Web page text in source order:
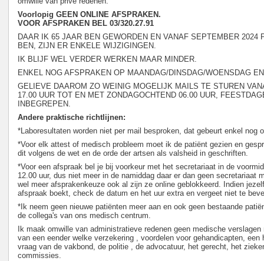
Voorlopig GEEN ONLINE AFSPRAKEN.
VOOR AFSPRAKEN BEL 03/320.27.91
DAAR IK 65 JAAR BEN GEWORDEN EN VANAF SEPTEMBER 2024
BEN, ZIJN ER ENKELE WIJZIGINGEN.
IK BLIJF WEL VERDER WERKEN MAAR MINDER.
ENKEL NOG AFSPRAKEN OP MAANDAG/DINSDAG/WOENSDAG
GELIEVE DAAROM ZO WEINIG MOGELIJK MAILS TE STUREN
17.00 UUR TOT EN MET ZONDAGOCHTEND 06.00 UUR,
INBEGREPEN.
Andere praktische richtlijnen:
*Laboresultaten worden niet per mail besproken, dat gebeurt enkel nog
*Voor elk attest of medisch probleem moet ik de patiënt gezien en
dit volgens de wet en de orde der artsen als valsheid in geschriften.
*Voor een afspraak bel je bij voorkeur met het secretariaat in de
12.00 uur, dus niet meer in de namiddag daar er dan geen secretariaat
wel meer afsprakenkeuze ook al zijn ze online geblokkeerd. Indien
afspraak boekt, check de datum en het uur extra en vergeet niet te
*Ik neem geen nieuwe patiënten meer aan en ook geen bestaande
de collega's van ons medisch centrum.
Ik maak omwille van administratieve redenen geen medische
van een eender welke verzekering , voordelen voor gehandicapten,
vraag van de vakbond, de politie , de advocatuur, het gerecht, het
commissies.